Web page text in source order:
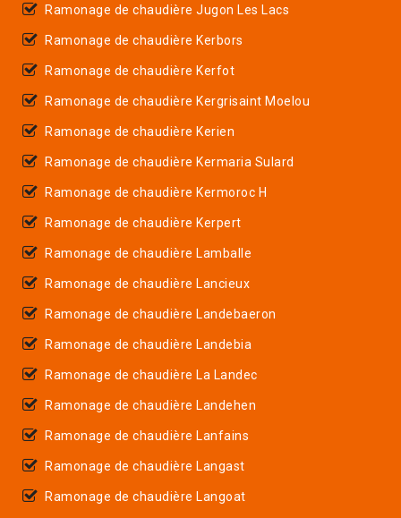
Ramonage de chaudière Jugon Les Lacs
Ramonage de chaudière Kerbors
Ramonage de chaudière Kerfot
Ramonage de chaudière Kergrisaint Moelou
Ramonage de chaudière Kerien
Ramonage de chaudière Kermaria Sulard
Ramonage de chaudière Kermoroc H
Ramonage de chaudière Kerpert
Ramonage de chaudière Lamballe
Ramonage de chaudière Lancieux
Ramonage de chaudière Landebaeron
Ramonage de chaudière Landebia
Ramonage de chaudière La Landec
Ramonage de chaudière Landehen
Ramonage de chaudière Lanfains
Ramonage de chaudière Langast
Ramonage de chaudière Langoat